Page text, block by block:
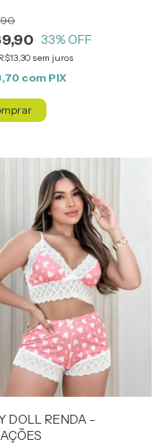
33% OFF
R$13,30 sem juros
com PIX
DOLL RENDA -